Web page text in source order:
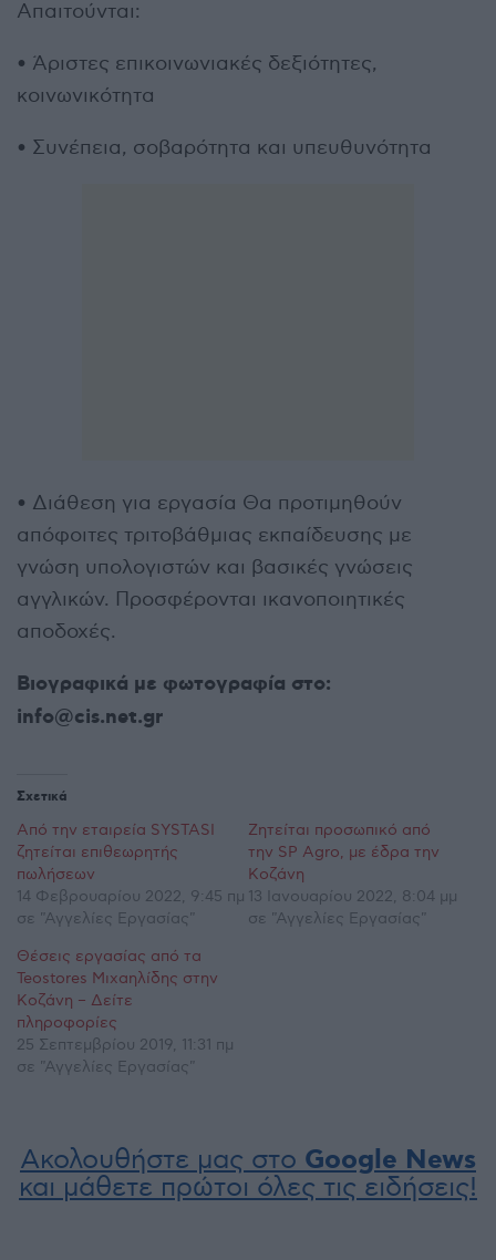
Απαιτούνται:
• Άριστες επικοινωνιακές δεξιότητες,
κοινωνικότητα
• Συνέπεια, σοβαρότητα και υπευθυνότητα
• Διάθεση για εργασία Θα προτιμηθούν
απόφοιτες τριτοβάθμιας εκπαίδευσης με
γνώση υπολογιστών και βασικές γνώσεις
αγγλικών. Προσφέρονται ικανοποιητικές
αποδοχές.
Βιογραφικά με φωτογραφία στο:
info@cis.net.gr
Σχετικά
Από την εταιρεία SYSTASI
ζητείται επιθεωρητής
πωλήσεων
14 Φεβρουαρίου 2022, 9:45 πμ
σε "Αγγελίες Εργασίας"
Ζητείται προσωπικό από
την SP Agro, με έδρα την
Κοζάνη
13 Ιανουαρίου 2022, 8:04 μμ
σε "Αγγελίες Εργασίας"
Θέσεις εργασίας από τα
Teostores Μιχαηλίδης στην
Κοζάνη – Δείτε
πληροφορίες
25 Σεπτεμβρίου 2019, 11:31 πμ
σε "Αγγελίες Εργασίας"
Ακολουθήστε μας στο Google News
και μάθετε πρώτοι όλες τις ειδήσεις!